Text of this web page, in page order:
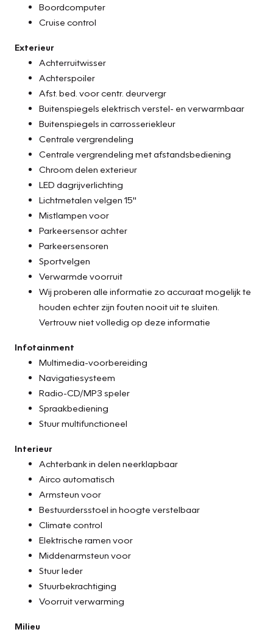
Boordcomputer
Cruise control
Exterieur
Achterruitwisser
Achterspoiler
Afst. bed. voor centr. deurvergr
Buitenspiegels elektrisch verstel- en verwarmbaar
Buitenspiegels in carrosseriekleur
Centrale vergrendeling
Centrale vergrendeling met afstandsbediening
Chroom delen exterieur
LED dagrijverlichting
Lichtmetalen velgen 15"
Mistlampen voor
Parkeersensor achter
Parkeersensoren
Sportvelgen
Verwarmde voorruit
Wij proberen alle informatie zo accuraat mogelijk te
houden echter zijn fouten nooit uit te sluiten.
Vertrouw niet volledig op deze informatie
Infotainment
Multimedia-voorbereiding
Navigatiesysteem
Radio-CD/MP3 speler
Spraakbediening
Stuur multifunctioneel
Interieur
Achterbank in delen neerklapbaar
Airco automatisch
Armsteun voor
Bestuurdersstoel in hoogte verstelbaar
Climate control
Elektrische ramen voor
Middenarmsteun voor
Stuur leder
Stuurbekrachtiging
Voorruit verwarming
Milieu